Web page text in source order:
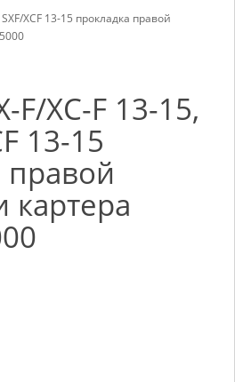
XCF 13-15 прокладка правой
F/XC-F 13-15,
13-15
правой
картера